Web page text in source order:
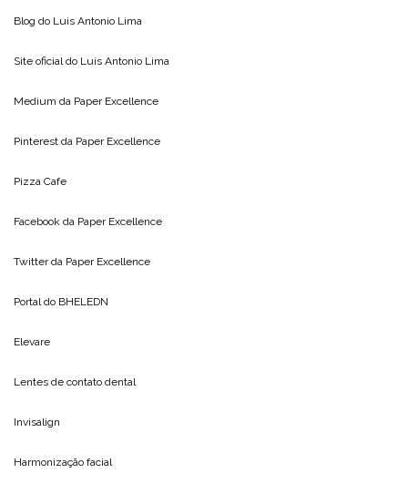
Blog do Luis Antonio Lima
Site oficial do Luis Antonio Lima
Medium da Paper Excellence
Pinterest da Paper Excellence
Pizza Cafe
Facebook da Paper Excellence
Twitter da Paper Excellence
Portal do BHELEDN
Elevare
Lentes de contato dental
Invisalign
Harmonização facial